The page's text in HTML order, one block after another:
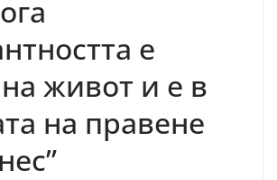
е
живот и е в
на правене